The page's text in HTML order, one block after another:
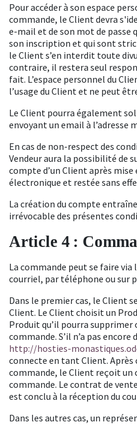
Pour accéder à son espace
commande, le Client devra
e-mail et de son mot de passe
son inscription et qui sont
le Client s’en interdit toute
contraire, il restera seul
fait. L’espace personnel du
l’usage du Client et ne peut
Le Client pourra également
envoyant un email à l’adresse
En cas de non-respect des
Vendeur aura la possibilité de
compte d’un Client après mise
électronique et restée sans
La création du compte
irrévocable des présentes
Article 4 :
La commande peut se faire
courriel, par téléphone ou sur
Dans le premier cas, le Client
Client. Le Client choisit un
Produit qu’il pourra supprimer
commande. S’il n’a pas
http://hosties-
connecte en tant Client.
commande, le Client reçoit un
commande. Le contrat de
est conclu à la réception du
Dans les autres cas, un